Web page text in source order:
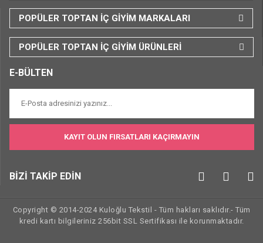
POPÜLER TOPTAN İÇ GİYİM MARKALARI
POPÜLER TOPTAN İÇ GİYİM ÜRÜNLERİ
E-BÜLTEN
KAYIT OLUN FIRSATLARI KAÇIRMAYIN
BİZİ TAKİP EDİN
Copyright © 2014-2024 Kuloğlu Tekstil - Tüm hakları saklıdır.- Tüm
kredi kartı bilgileriniz 256bit SSL Sertifikası ile korunmaktadır.